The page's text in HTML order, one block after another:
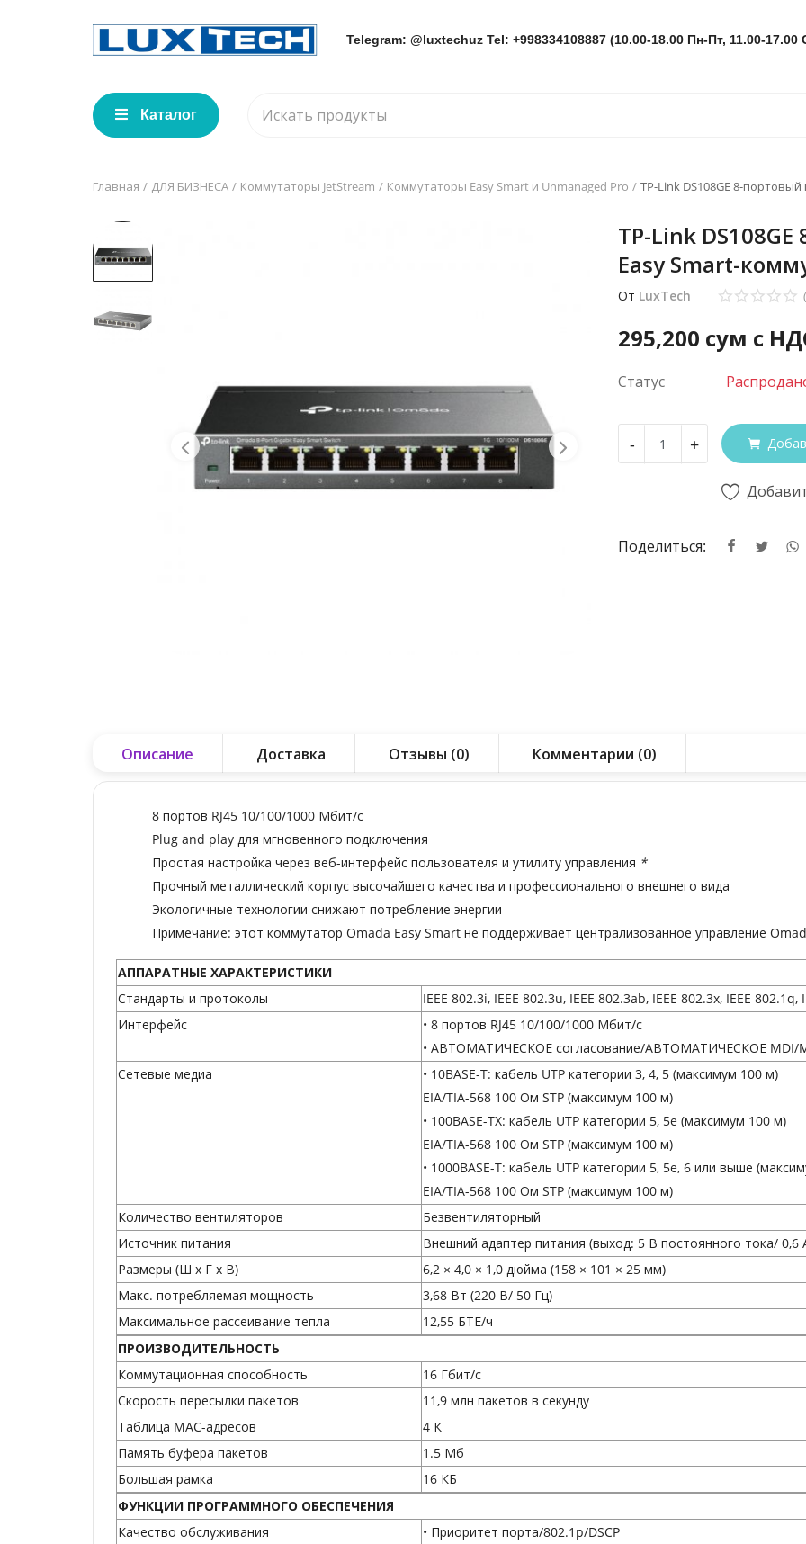
Telegram: @luxtechuz Tel: +998334108887 (10.00-18.00 Пн-Пт, 11.00-17.00
Каталог
Главная ДЛЯ БИЗНЕСА Коммутаторы JetStream Коммутаторы Easy Smart и Unmanaged Pro TP-Link DS108GE 8-
TP-Link
Easy Smart-
От LuxTech
295,200 сум с
Статус
- +
Поделиться:
Описание Доставка Отзывы (0) Комментарии (0)
8 портов RJ45 10/100/1000 Мбит/с
Plug and play для мгновенного подключения
Простая настройка через веб-интерфейс пользователя и утилиту управления *
Прочный металлический корпус высочайшего качества и профессионального внешнего вида
Экологичные технологии снижают потребление энергии
Примечание: этот коммутатор Omada Easy Smart не поддерживает централизованное управление
АППАРАТНЫЕ ХАРАКТЕРИСТИКИ
Стандарты и протоколы
IEEE 802.3i, IEEE 802.3u, IEEE 802.3ab, IEEE 802.3x, IEEE 802.1q,
Интерфейс
• 8 портов RJ45 10/100/1000 Мбит/с
• АВТОМАТИЧЕСКОЕ согласование/АВТОМАТИЧЕСКОЕ MDI/
Сетевые медиа
• 10BASE-T: кабель UTP категории 3, 4, 5 (максимум 100 м)
EIA/TIA-568 100 Ом STP (максимум 100 м)
• 100BASE-TX: кабель UTP категории 5, 5e (максимум 100 м)
EIA/TIA-568 100 Ом STP (максимум 100 м)
• 1000BASE-T: кабель UTP категории 5, 5e, 6 или выше
EIA/TIA-568 100 Ом STP (максимум 100 м)
Количество вентиляторов
Безвентиляторный
Источник питания
Внешний адаптер питания (выход: 5 В постоянного тока/ 0,6
Размеры (Ш x Г x В)
6,2 × 4,0 × 1,0 дюйма (158 × 101 × 25 мм)
Макс. потребляемая мощность
3,68 Вт (220 В/ 50 Гц)
Максимальное рассеивание тепла
12,55 БТЕ/ч
ПРОИЗВОДИТЕЛЬНОСТЬ
Коммутационная способность
16 Гбит/с
Скорость пересылки пакетов
11,9 млн пакетов в секунду
Таблица MAC-адресов
4 К
Память буфера пакетов
1.5 Мб
Большая рамка
16 КБ
ФУНКЦИИ ПРОГРАММНОГО ОБЕСПЕЧЕНИЯ
Качество обслуживания
• Приоритет порта/802.1p/DSCP